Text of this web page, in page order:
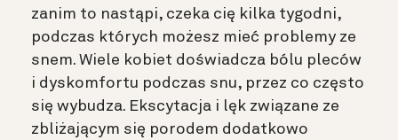
zanim to nastąpi, czeka cię kilka tygodni,
podczas których możesz mieć problemy ze
snem. Wiele kobiet doświadcza bólu pleców
i dyskomfortu podczas snu, przez co często
się wybudza. Ekscytacja i lęk związane ze
zbliżającym się porodem dodatkowo